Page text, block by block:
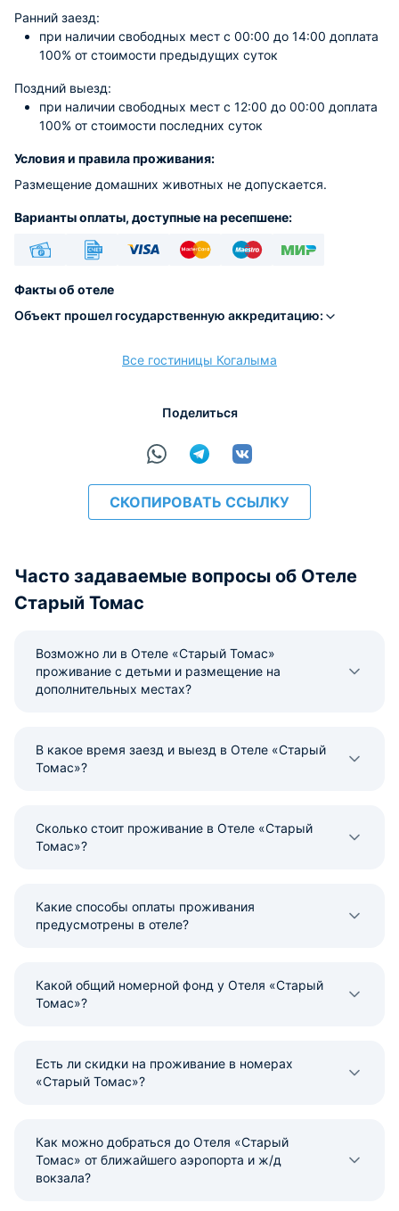
Ранний заезд:
при наличии свободных мест c 00:00 до 14:00 доплата
100% от стоимости предыдущих суток
Поздний выезд:
при наличии свободных мест c 12:00 до 00:00 доплата
100% от стоимости последних суток
Условия и правила проживания:
Размещение домашних животных не допускается.
Варианты оплаты, доступные на ресепшене:
Факты об отеле
Объект прошел государственную аккредитацию:
Все гостиницы Когалыма
Поделиться
СКОПИРОВАТЬ ССЫЛКУ
Часто задаваемые вопросы об Отеле
Старый Томас
Возможно ли в Отеле «Старый Томас»
проживание с детьми и размещение на
дополнительных местах?
В какое время заезд и выезд в Отеле «Старый
Томас»?
Сколько стоит проживание в Отеле «Старый
Томас»?
Какие способы оплаты проживания
предусмотрены в отеле?
Какой общий номерной фонд у Отеля «Старый
Томас»?
Есть ли скидки на проживание в номерах
«Старый Томас»?
Как можно добраться до Отеля «Старый
Томас» от ближайшего аэропорта и ж/д
вокзала?